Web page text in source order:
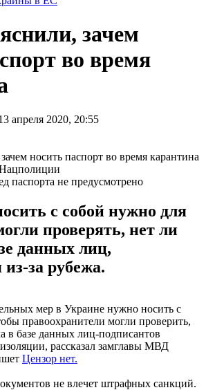
зачем
во время
апреля 2020, 20:55
паспорта не предусмотрено
с собой нужно для
проверять, нет ли
данных лиц,
за рубежа.
мер в Украине нужно носить с
правоохранители могли проверить,
в базе данных лиц-подписантов
рассказал замглавы МВД
Цензор нет.
не влечет штрафных санкций.